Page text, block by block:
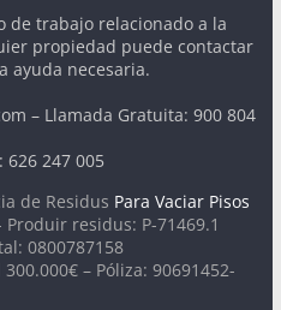
de trabajo relacionado a la
propiedad puede contactar
ayuda necesaria.
– Llamada Gratuita: 900 804
626 247 005
de Residus Para Vaciar Pisos
residus: P-71469.1
0800787158
– Póliza: 90691452-